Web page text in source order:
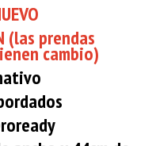
(las prendas
cambio)